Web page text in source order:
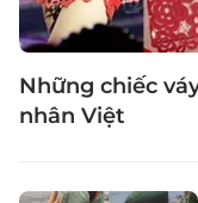
Những chiếc
nhân Việt